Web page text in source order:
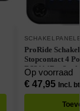
ProRide
Stopcontact 4
DS2114B – 3
Op voorraad
€47,95 Incl.